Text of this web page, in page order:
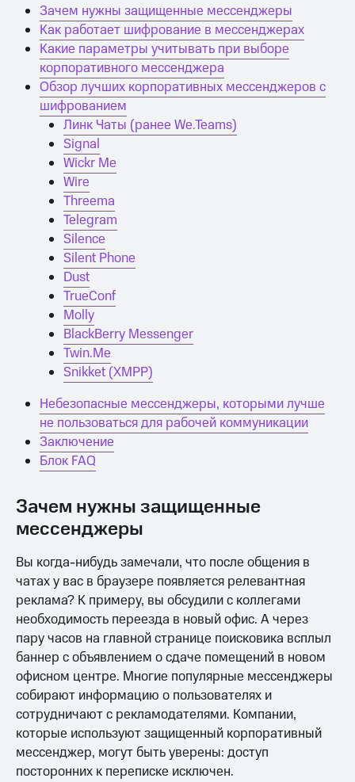
Зачем нужны защищенные мессенджеры
Как работает шифрование в мессенджерах
Какие параметры учитывать при выборе
корпоративного мессенджера
Обзор лучших корпоративных мессенджеров с
шифрованием
Линк Чаты (ранее We.Teams)
Signal
Wickr Me
Wire
Threema
Telegram
Silence
Silent Phone
Dust
TrueConf
Molly
BlackBerry Messenger
Twin.Me
Snikket (XMPP)
Небезопасные мессенджеры, которыми лучше
не пользоваться для рабочей коммуникации
Заключение
Блок FAQ
Зачем нужны защищенные
мессенджеры
Вы когда-нибудь замечали, что после общения в
чатах у вас в браузере появляется релевантная
реклама? К примеру, вы обсудили с коллегами
необходимость переезда в новый офис. А через
пару часов на главной странице поисковика всплыл
баннер с объявлением о сдаче помещений в новом
офисном центре. Многие популярные мессенджеры
собирают информацию о пользователях и
сотрудничают с рекламодателями. Компании,
которые используют защищенный корпоративный
мессенджер, могут быть уверены: доступ
посторонних к переписке исключен.